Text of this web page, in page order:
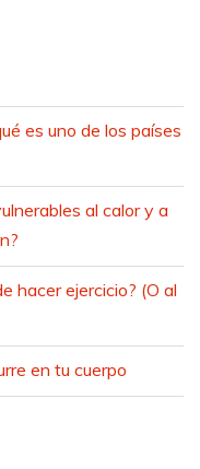
es uno de los países
al calor y a
hacer ejercicio? (O al
en tu cuerpo